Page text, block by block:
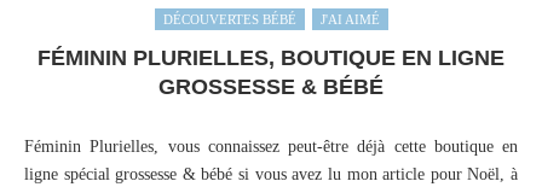
DÉCOUVERTES BÉBÉ J'AI AIMÉ
FÉMININ PLURIELLES, BOUTIQUE EN LIGNE
GROSSESSE & BÉBÉ
Féminin Plurielles, vous connaissez peut-être déjà cette boutique en
ligne spécial grossesse & bébé si vous avez lu mon article pour Noël, à